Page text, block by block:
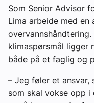
Som Senior Advisor
Lima arbeide med en
klimaspørsmål
både på et faglig og
– Jeg føler et ansvar,
som skal vokse opp i